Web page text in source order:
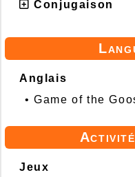
Conjugaison
Anglais
•Game of the
Jeux